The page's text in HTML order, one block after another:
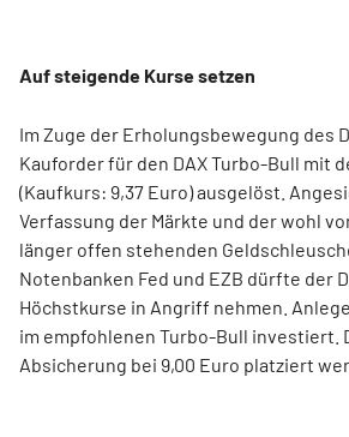
Auf steigende Kurse setzen
Im Zuge der Erholungsbewegung des
Kauforder für den DAX Turbo-Bull mit
(Kaufkurs: 9,37 Euro) ausgelöst.
Verfassung der Märkte und der wohl
länger offen stehenden
Notenbanken Fed und EZB dürfte der
Höchstkurse in Angriff nehmen.
im empfohlenen Turbo-Bull investiert.
Absicherung bei 9,00 Euro platziert